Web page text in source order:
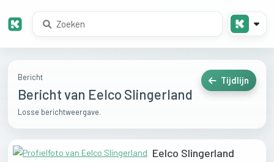
Bericht
Bericht van Eelco Slingerland
Losse berichtweergave.
Tijdlijn
Eelco Slingerland